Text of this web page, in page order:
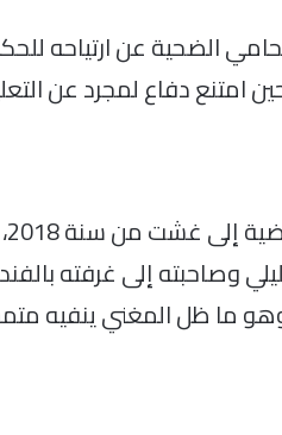
الضحية عن ارتياحه
امتنع دفاع لمجرد عن
وصاحبته إلى غرفته
ما ظل المغني ينفيه